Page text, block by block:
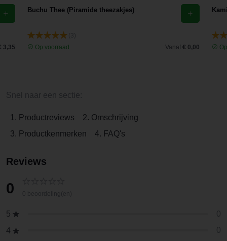
3,35
Buchu Thee (Piramide theezakjes)
Op voorraad
Vanaf € 0,00
1. Productreviews
2. Omschrijving
3. Productkenmerken
4. FAQ's
Reviews
0
5
4